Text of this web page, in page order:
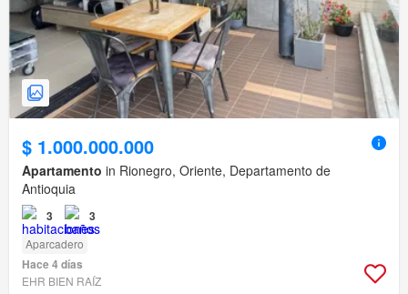
$ 1.000.000.000
Apartamento in Rionegro, Oriente, Departamento de
Antioquia
3 3
Aparcadero
Hace 4 días
EHR BIEN RAÍZ